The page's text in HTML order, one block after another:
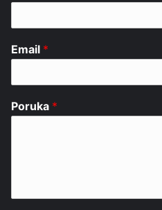
Email *
Poruka *